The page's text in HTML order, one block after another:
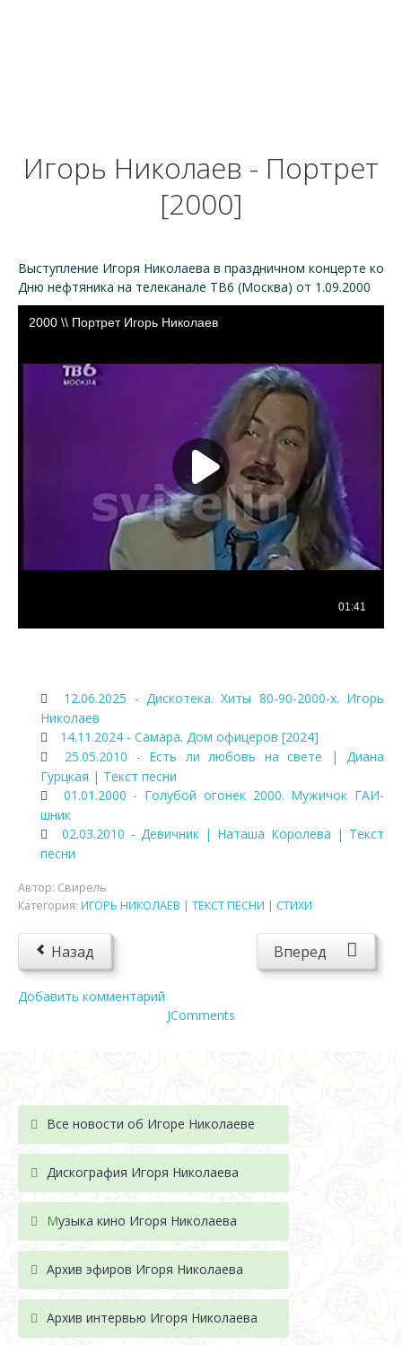
Игорь Николаев - Портрет
[2000]
Выступление Игоря Николаева в праздничном концерте ко
Дню нефтяника на телеканале ТВ6 (Москва) от 1.09.2000
12.06.2025 - Дискотека. Хиты 80-90-2000-х. Игорь
Николаев
14.11.2024 - Самара. Дом офицеров [2024]
25.05.2010 - Есть ли любовь на свете | Диана
Гурцкая | Текст песни
01.01.2000 - Голубой огонек 2000. Мужичок ГАИ-
шник
02.03.2010 - Девичник | Наташа Королева | Текст
песни
Автор: Свирель
Категория: ИГОРЬ НИКОЛАЕВ | ТЕКСТ ПЕСНИ | СТИХИ
Назад Вперед
Добавить комментарий
JComments
Все новости об Игоре Николаеве
Дискография Игоря Николаева
Музыка кино Игоря Николаева
Архив эфиров Игоря Николаева
Архив интервью Игоря Николаева